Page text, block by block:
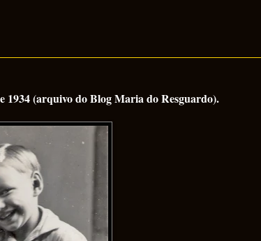
1934 (arquivo do Blog Maria do Resguardo).